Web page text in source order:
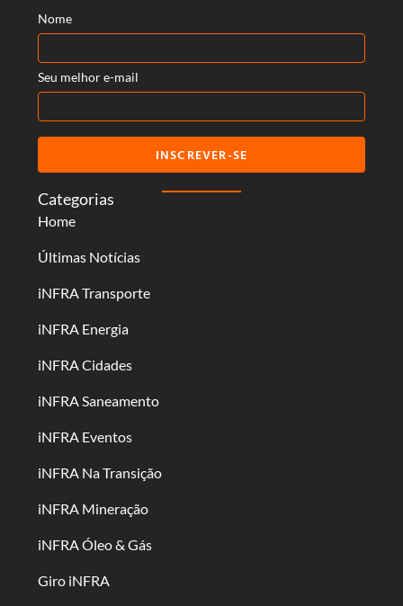
Categorias
Home
Últimas Notícias
iNFRA Transporte
iNFRA Energia
iNFRA Cidades
iNFRA Saneamento
iNFRA Eventos
iNFRA Na Transição
iNFRA Mineração
iNFRA Óleo & Gás
Giro iNFRA
Nome
Seu melhor e-mail
INSCREVER-SE